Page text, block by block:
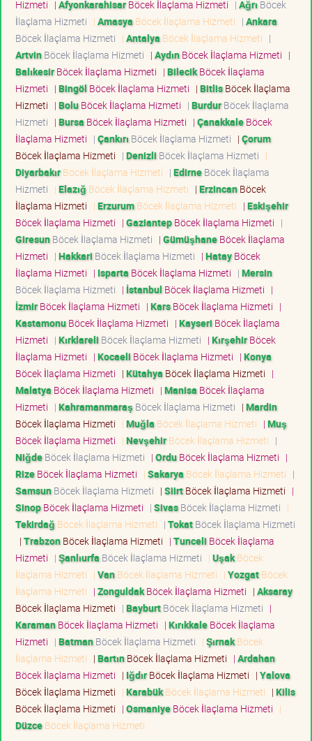
Hizmeti | AfyonkarahisarBöcek İlaçlama Hizmeti | Ağrı Böcek
İlaçlama Hizmeti | Amasya Böcek İlaçlama Hizmeti | Ankara
Böcek İlaçlama Hizmeti | Antalya Böcek İlaçlama Hizmeti |
ArtvinBöcek İlaçlama Hizmeti | AydınBöcek İlaçlama Hizmeti |
BalıkesirBöcek İlaçlama Hizmeti | BilecikBöcek İlaçlama
Hizmeti | Bingöl Böcek İlaçlama Hizmeti | BitlisBöcek İlaçlama
Hizmeti | BoluBöcek İlaçlama Hizmeti | BurdurBöcek İlaçlama
Hizmeti | Bursa Böcek İlaçlama Hizmeti | ÇanakkaleBöcek
İlaçlama Hizmeti | Çankırı Böcek İlaçlama Hizmeti | Çorum
Böcek İlaçlama Hizmeti | Denizli Böcek İlaçlama Hizmeti |
DiyarbakırBöcek İlaçlama Hizmeti | EdirneBöcek İlaçlama
Hizmeti | Elazığ Böcek İlaçlama Hizmeti | ErzincanBöcek
İlaçlama Hizmeti | ErzurumBöcek İlaçlama Hizmeti | Eskişehir
Böcek İlaçlama Hizmeti | GaziantepBöcek İlaçlama Hizmeti |
GiresunBöcek İlaçlama Hizmeti | GümüşhaneBöcek İlaçlama
Hizmeti | Hakkari Böcek İlaçlama Hizmeti | HatayBöcek
İlaçlama Hizmeti | Isparta Böcek İlaçlama Hizmeti | Mersin
Böcek İlaçlama Hizmeti | İstanbul Böcek İlaçlama Hizmeti |
İzmirBöcek İlaçlama Hizmeti | KarsBöcek İlaçlama Hizmeti |
KastamonuBöcek İlaçlama Hizmeti | Kayseri Böcek İlaçlama
Hizmeti | Kırklareli Böcek İlaçlama Hizmeti | KırşehirBöcek
İlaçlama Hizmeti | Kocaeli Böcek İlaçlama Hizmeti | Konya
Böcek İlaçlama Hizmeti | Kütahya Böcek İlaçlama Hizmeti |
Malatya Böcek İlaçlama Hizmeti | Manisa Böcek İlaçlama
Hizmeti | Kahramanmaraş Böcek İlaçlama Hizmeti | Mardin
Böcek İlaçlama Hizmeti | Muğla Böcek İlaçlama Hizmeti | Muş
Böcek İlaçlama Hizmeti | NevşehirBöcek İlaçlama Hizmeti |
NiğdeBöcek İlaçlama Hizmeti | OrduBöcek İlaçlama Hizmeti |
RizeBöcek İlaçlama Hizmeti | Sakarya Böcek İlaçlama Hizmeti |
SamsunBöcek İlaçlama Hizmeti | SiirtBöcek İlaçlama Hizmeti |
SinopBöcek İlaçlama Hizmeti | SivasBöcek İlaçlama Hizmeti |
Tekirdağ Böcek İlaçlama Hizmeti | TokatBöcek İlaçlama Hizmeti
| TrabzonBöcek İlaçlama Hizmeti | Tunceli Böcek İlaçlama
Hizmeti | Şanlıurfa Böcek İlaçlama Hizmeti | UşakBöcek
İlaçlama Hizmeti | VanBöcek İlaçlama Hizmeti | YozgatBöcek
İlaçlama Hizmeti | ZonguldakBöcek İlaçlama Hizmeti | Aksaray
Böcek İlaçlama Hizmeti | BayburtBöcek İlaçlama Hizmeti |
KaramanBöcek İlaçlama Hizmeti | KırıkkaleBöcek İlaçlama
Hizmeti | BatmanBöcek İlaçlama Hizmeti | ŞırnakBöcek
İlaçlama Hizmeti | BartınBöcek İlaçlama Hizmeti | Ardahan
Böcek İlaçlama Hizmeti | IğdırBöcek İlaçlama Hizmeti | Yalova
Böcek İlaçlama Hizmeti | KarabükBöcek İlaçlama Hizmeti | Kilis
Böcek İlaçlama Hizmeti | OsmaniyeBöcek İlaçlama Hizmeti |
DüzceBöcek İlaçlama Hizmeti